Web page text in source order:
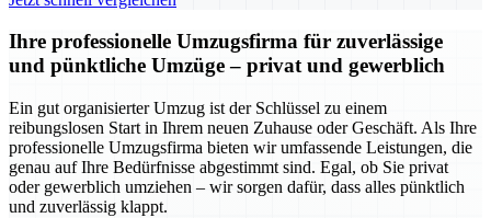
Ihre professionelle Umzugsfirma für zuverlässige
und pünktliche Umzüge – privat und gewerblich
Ein gut organisierter Umzug ist der Schlüssel zu einem
reibungslosen Start in Ihrem neuen Zuhause oder Geschäft. Als Ihre
professionelle Umzugsfirma bieten wir umfassende Leistungen, die
genau auf Ihre Bedürfnisse abgestimmt sind. Egal, ob Sie privat
oder gewerblich umziehen – wir sorgen dafür, dass alles pünktlich
und zuverlässig klappt.